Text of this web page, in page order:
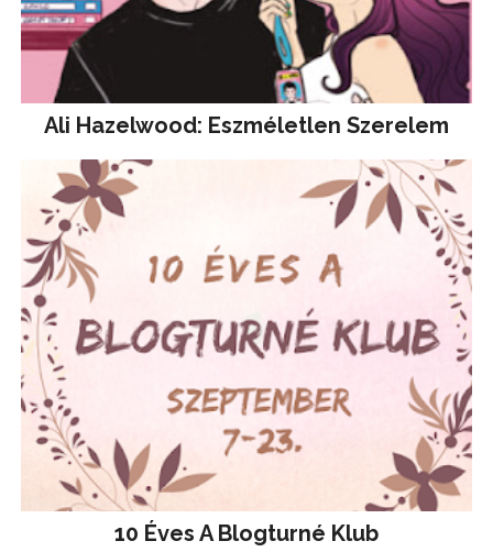
Ali Hazelwood: Eszméletlen Szerelem
10 Éves A Blogturné Klub